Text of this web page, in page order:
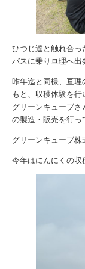
ひつじ達と触れ合
バスに乗り亘理へ出
昨年迄と同様、亘
もと、収穫体験を行
グリーンキューブさ
の製造・販売を行っ
グリーンキューブ株
今年はにんにくの収